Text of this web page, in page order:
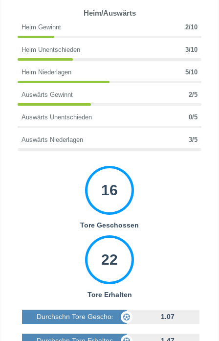
Heim/Auswärts
Heim Gewinnt 2/10
Heim Unentschieden 3/10
Heim Niederlagen 5/10
Auswärts Gewinnt 2/5
Auswärts Unentschieden 0/5
Auswärts Niederlagen 3/5
16
Tore Geschossen
22
Tore Erhalten
Durchschn Tore Geschossen 1.07